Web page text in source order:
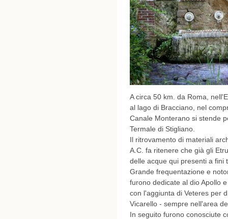
A circa 50 km. da Roma,
al lago di Bracciano, nel
Canale Monterano si stende
Termale di Stigliano.
Il ritrovamento di materiali
A.C. fa ritenere che già gli
delle acque qui presenti a fini
Grande frequentazione e
furono dedicate al dio Apollo
con l'aggiunta di Veteres per
Vicarello - sempre nell'area
In seguito furono conosciute